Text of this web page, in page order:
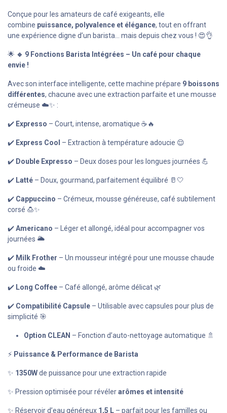
Conçue pour les amateurs de café exigeants, elle
combine puissance, polyvalence et élégance, tout en offrant
une expérience digne d’un barista… mais depuis chez vous ! 😍👌
🌟 🔹 9 Fonctions Barista Intégrées – Un café pour chaque
envie !
Avec son interface intelligente, cette machine prépare 9 boissons
différentes, chacune avec une extraction parfaite et une mousse
crémeuse ☁️✨ :
✔️ Expresso – Court, intense, aromatique ☕🔥
✔️ Express Cool – Extraction à température adoucie 😌
✔️ Double Expresso – Deux doses pour les longues journées 💪
✔️ Latté – Doux, gourmand, parfaitement équilibré 🥛🤍
✔️ Cappuccino – Crémeux, mousse généreuse, café subtilement
corsé 🍮✨
✔️Americano – Léger et allongé, idéal pour accompagner vos
journées 🌥️
✔️ Milk Frother – Un mousseur intégré pour une mousse chaude
ou froide ☁️
✔️ Long Coffee – Café allongé, arôme délicat 🌿
✔️ Compatibilité Capsule – Utilisable avec capsules pour plus de
simplicité 🎯
Option CLEAN – Fonction d’auto-nettoyage automatique 🚿
⚡ Puissance & Performance de Barista
✨ 1350Wde puissance pour une extraction rapide
✨ Pression optimisée pour révélerarômes et intensité
✨ Réservoir d’eau généreux 1,5 L – parfait pour les familles ou